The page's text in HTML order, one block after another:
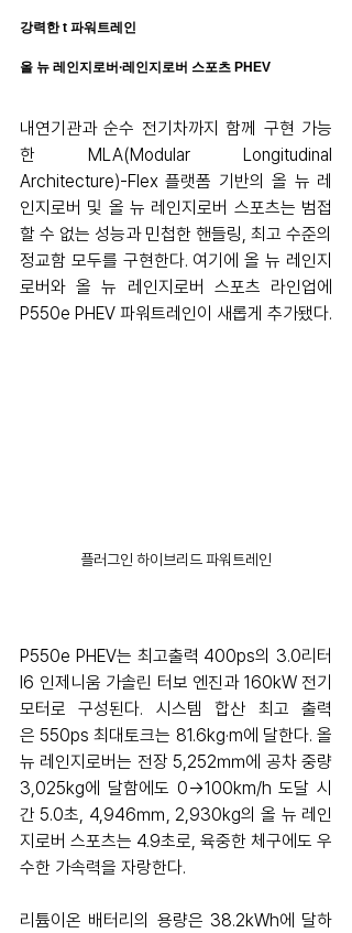
강력한 t 파워트레인
올 뉴 레인지로버∙레인지로버 스포츠 PHEV
내연기관과 순수 전기차까지 함께 구현 가능
한 MLA(Modular Longitudinal
Architecture)-Flex 플랫폼 기반의 올 뉴 레
인지로버 및 올 뉴 레인지로버 스포츠는 범접
할 수 없는 성능과 민첩한 핸들링, 최고 수준의
정교함 모두를 구현한다. 여기에 올 뉴 레인지
로버와 올 뉴 레인지로버 스포츠 라인업에
P550e PHEV 파워트레인이 새롭게 추가됐다.
플러그인 하이브리드 파워트레인
P550e PHEV는 최고출력 400ps의 3.0리터
I6 인제니움 가솔린 터보 엔진과 160kW 전기
모터로 구성된다. 시스템 합산 최고 출력
은 550ps 최대토크는 81.6kg·m에 달한다. 올
뉴 레인지로버는 전장 5,252㎜에 공차 중량
3,025kg에 달함에도 0→100km/h 도달 시
간 5.0초, 4,946㎜, 2,930kg의 올 뉴 레인
지로버 스포츠는 4.9초로, 육중한 체구에도 우
수한 가속력을 자랑한다.
리튬이온 배터리의 용량은 38.2kWh에 달하